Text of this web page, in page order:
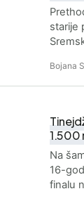
starije
Bojana
1.500
Na
16-
finalu